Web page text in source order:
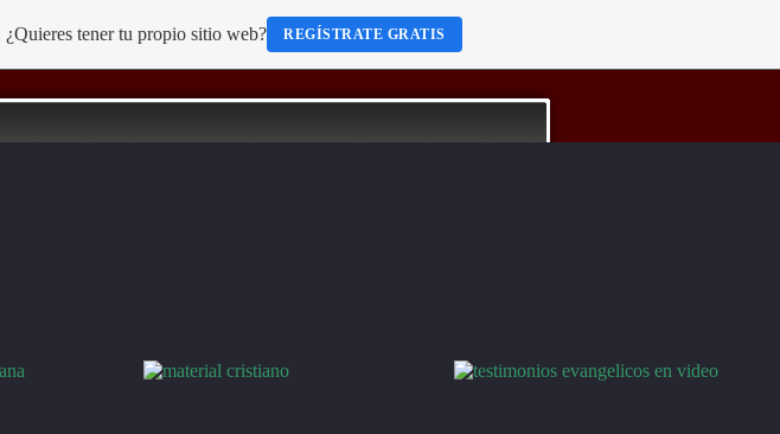
Dios creo el mundo y todo lo que habita
¿Quieres tener tu propio sitio web? REGÍSTRATE GRATIS